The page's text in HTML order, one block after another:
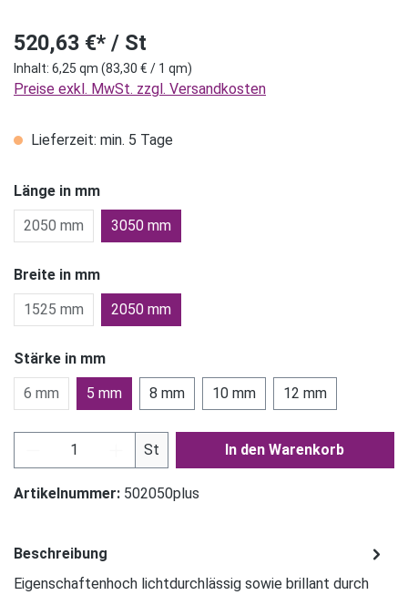
520,63 €* / St
Inhalt: 6,25 qm (83,30 € / 1 qm)
Preise exkl. MwSt. zzgl. Versandkosten
Lieferzeit: min. 5 Tage
Länge in mm
2050 mm
3050 mm
Breite in mm
1525 mm
2050 mm
Stärke in mm
6 mm
5 mm 8 mm 10 mm 12 mm
Produkt Anzahl: Gib den gewünschten Wert
St In den Warenkorb
Artikelnummer: 502050plus
Beschreibung
Eigenschaftenhoch lichtdurchlässig sowie brillant durch